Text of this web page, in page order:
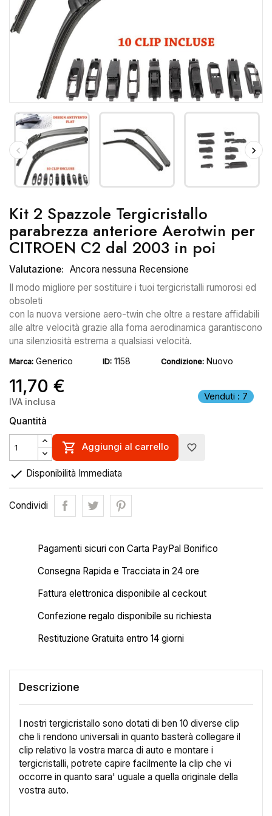
Kit 2 Spazzole Tergicristallo
parabrezza anteriore Aerotwin per
CITROEN C2 dal 2003 in poi
Valutazione: Ancora nessuna Recensione
Il modo migliore per sostituire i tuoi tergicristalli rumorosi ed
obsoleti
con la nuova versione aero-twin che oltre a restare affidabili
alle altre velocità grazie alla forna aerodinamica garantiscono
una silenziosità estrema a qualsiasi velocità.
Marca: Generico ID: 1158 Condizione: Nuovo
11,70 € Venduti : 7
IVA inclusa
Quantità
 Aggiungi al carrello favorite_border
 Disponibilità Immediata
Condividi
Pagamenti sicuri con Carta PayPal Bonifico
Consegna Rapida e Tracciata in 24 ore
Fattura elettronica disponibile al ceckout
Confezione regalo disponibile su richiesta
Restituzione Gratuita entro 14 giorni
Descrizione
I nostri tergicristallo sono dotati di ben 10 diverse clip
che li rendono universali in quanto basterà collegare il
clip relativo la vostra marca di auto e montare i
tergicristalli, potrete capire facilmente la clip che vi
occorre in quanto sara' uguale a quella originale della
vostra auto.